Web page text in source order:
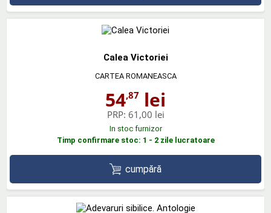
Calea Victoriei
CARTEA ROMANEASCA
54,87 lei
PRP: 61,00 lei
In stoc furnizor
Timp confirmare stoc: 1 - 2 zile lucratoare
cumpără